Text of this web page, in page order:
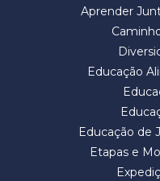
Aprender
Educação
Educação de
Etapas e